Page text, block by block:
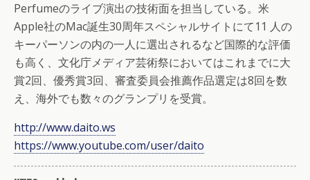
Perfumeのライブ演出の技術面を担当している。米
Apple社のMac誕生30周年スペシャルサイトにて11 人の
キーパーソンの内の一人に選出されるなど国際的な評価
も高く、文化庁メディア芸術祭においてはこれまでに大
賞2回、優秀賞3回、審査委員会推薦作品選定は8回を数
え、海外でも数々のグランプリを受賞。
http://www.daito.ws
https://www.youtube.com/user/daito